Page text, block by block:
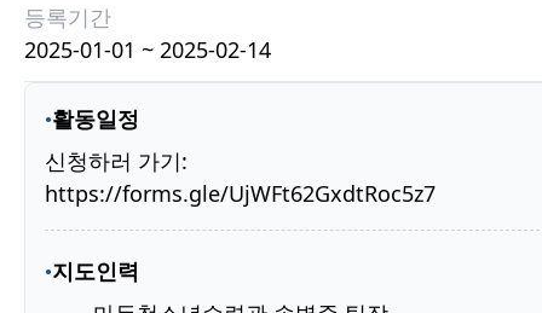
등록기간
2025-01-01 ~ 2025-02-14
활동일정
신청하러 가기:
https://forms.gle/UjWFt62GxdtRoc5z7
지도인력